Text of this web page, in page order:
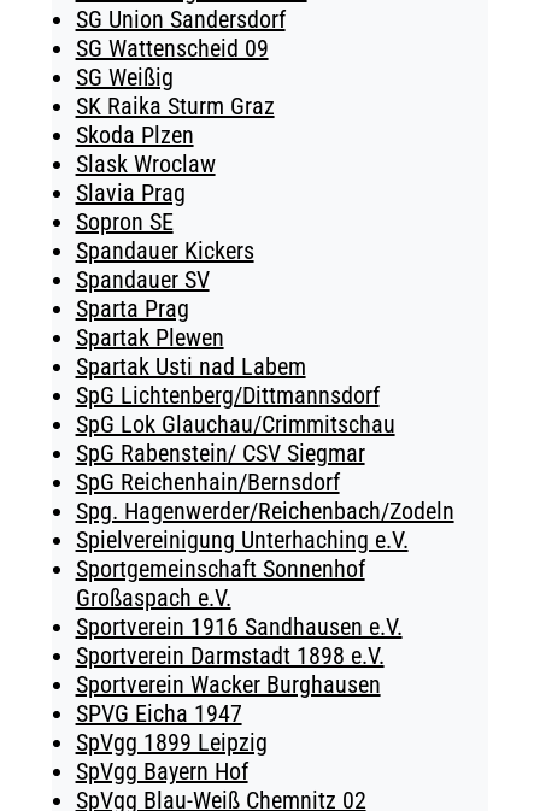
SG Union Sandersdorf
SG Wattenscheid 09
SG Weißig
SK Raika Sturm Graz
Skoda Plzen
Slask Wroclaw
Slavia Prag
Sopron SE
Spandauer Kickers
Spandauer SV
Sparta Prag
Spartak Plewen
Spartak Usti nad Labem
SpG Lichtenberg/Dittmannsdorf
SpG Lok Glauchau/Crimmitschau
SpG Rabenstein/ CSV Siegmar
SpG Reichenhain/Bernsdorf
Spg. Hagenwerder/Reichenbach/Zodeln
Spielvereinigung Unterhaching e.V.
Sportgemeinschaft Sonnenhof
Großaspach e.V.
Sportverein 1916 Sandhausen e.V.
Sportverein Darmstadt 1898 e.V.
Sportverein Wacker Burghausen
SPVG Eicha 1947
SpVgg 1899 Leipzig
SpVgg Bayern Hof
SpVgg Blau-Weiß Chemnitz 02